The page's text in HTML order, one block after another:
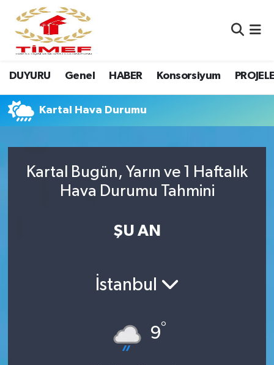
DUYURU Genel HABER Konsorsiyum
Kartal Hava Durumu
Kartal Bugün, Yarın ve 1 Haftalık
Hava Durumu Tahmini
ŞU AN
İstanbul
9°
Anasayfa Kutu
Anasayfa Manşet
Canlı Yayın
Erasmus
Nöbetçi Eczaneler
Hava Durumu
Namaz Vakitleri
Süper Lig Puan Durumu ve Fikstür
Son Dakika Haberleri